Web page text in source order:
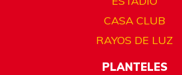
CASA CLUB
RAYOS DE LUZ
PLANTELES